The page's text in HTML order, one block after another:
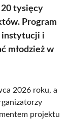
tysięcy
Program
instytucji i
młodzież w
2026 roku, a
projektu